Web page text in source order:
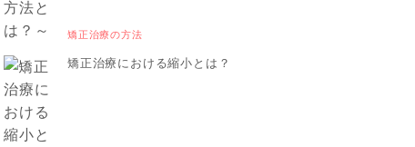
矯正治療の方法
矯正治療における縮小とは？